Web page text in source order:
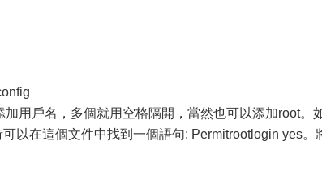
用戶名，多個就用空格隔開，當然也可以添加root。
以在這個文件中找到一個語句: Permitrootlogin yes。